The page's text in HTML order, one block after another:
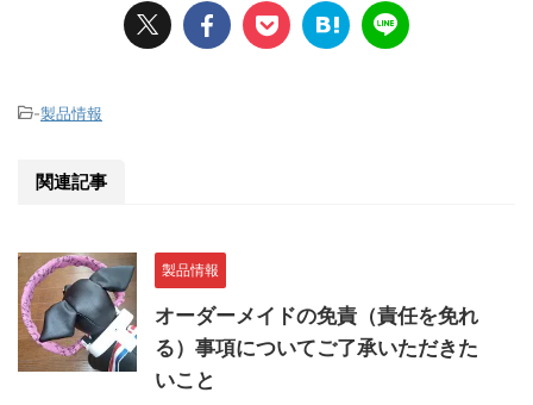
-製品情報
関連記事
製品情報
オーダーメイドの免責（責任を免れ
る）事項についてご了承いただきた
いこと